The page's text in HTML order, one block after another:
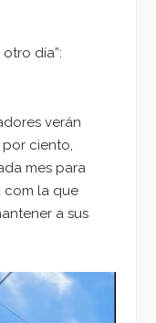
día”:
verán
por ciento,
mes para
com la que
a sus